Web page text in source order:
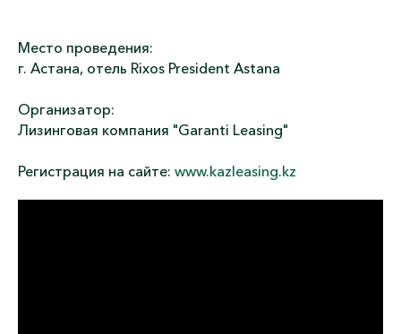
Место проведения:
г. Астана, отель Rixos President Astana
Организатор:
Лизинговая компания "Garanti Leasing"
Регистрация на сайте: www.kazleasing.kz